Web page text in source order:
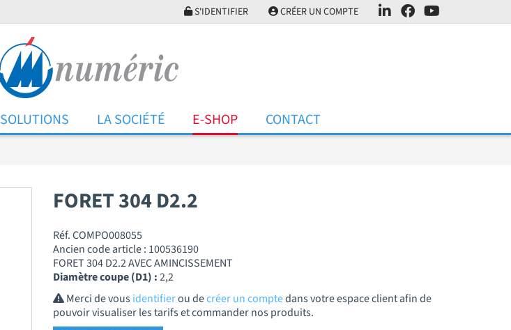
S'IDENTIFIER CRÉER UN COMPTE
SOLUTIONS LA SOCIÉTÉ E-SHOP CONTACT
FORET 304 D2.2
Réf. COMPO008055
Ancien code article : 100536190
FORET 304 D2.2 AVEC AMINCISSEMENT
Diamètre coupe (D1) :2,2
Merci de vousidentifierou decréer un comptedans votre espace client afin de
pouvoir visualiser les tarifs et commander nos produits.